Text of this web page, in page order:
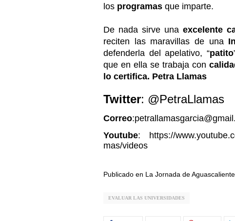
los programas que imparte.
De nada sirve unaexcelente
reciten las maravillas de una
defenderla del apelativo, “patito
que en ella se trabaja con
lo certifica. Petra Llamas
Twitter: @PetraLlamas
Correo
Youtube: https://
mas/videos
Publicado en La Jornada de
EVALUAR LAS UNIVERSIDADES